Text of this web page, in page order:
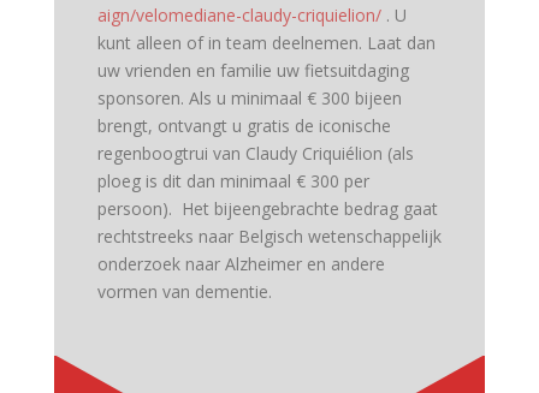
aign/velomediane-claudy-criquielion/. U
kunt alleen of in team deelnemen. Laat dan
uw vrienden en familie uw fietsuitdaging
sponsoren. Als u minimaal € 300 bijeen
brengt, ontvangt u gratis de iconische
regenboogtrui van Claudy Criquiélion (als
ploeg is dit dan minimaal € 300 per
persoon). Het bijeengebrachte bedrag gaat
rechtstreeks naar Belgisch wetenschappelijk
onderzoek naar Alzheimer en andere
vormen van dementie.